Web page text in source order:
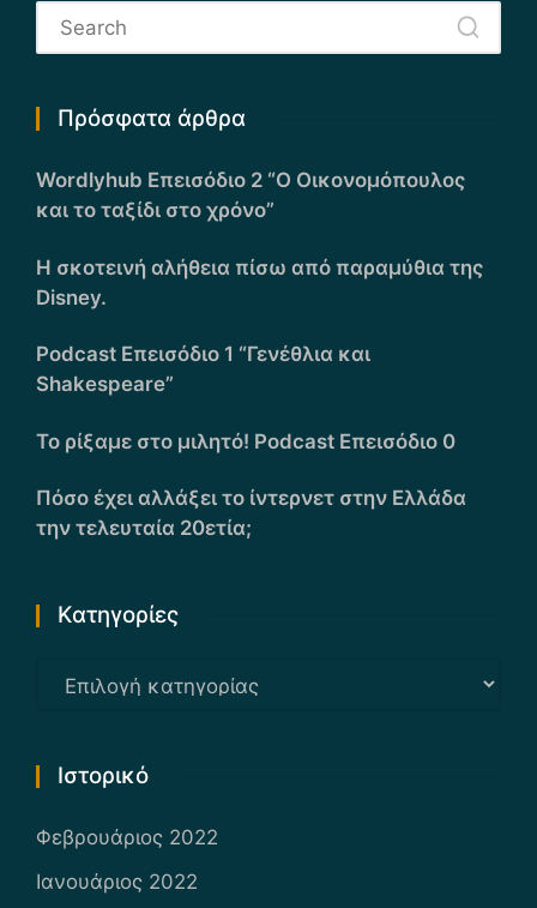
Πρόσφατα άρθρα
Wordlyhub Επεισόδιο 2 “Ο Οικονομόπουλος
και το ταξίδι στο χρόνο”
Η σκοτεινή αλήθεια πίσω από παραμύθια της
Disney.
Podcast Επεισόδιο 1 “Γενέθλια και
Shakespeare”
Το ρίξαμε στο μιλητό! Podcast Επεισόδιο 0
Πόσο έχει αλλάξει το ίντερνετ στην Ελλάδα
την τελευταία 20ετία;
Kατηγορίες
Kατηγορίες
Ιστορικό
Φεβρουάριος 2022
Ιανουάριος 2022